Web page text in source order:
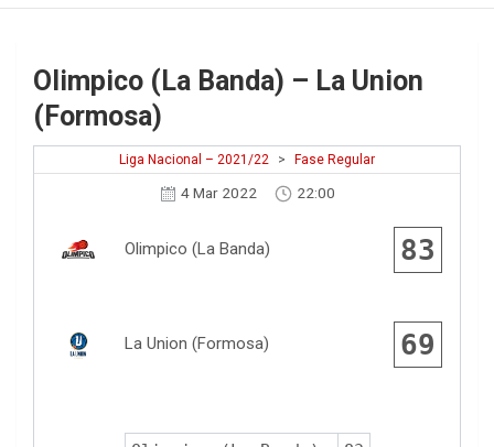
Olimpico (La Banda) – La Union
(Formosa)
Liga Nacional – 2021/22 > Fase Regular
4 Mar 2022 22:00
Olimpico (La Banda) 83
La Union (Formosa) 69